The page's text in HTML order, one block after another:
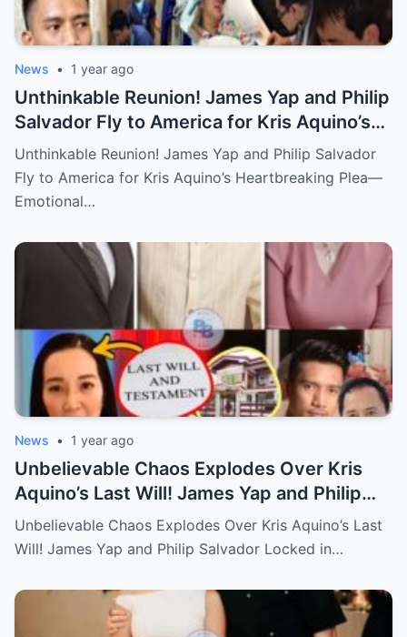
News • 1 year ago
Unthinkable Reunion! James Yap and Philip
Salvador Fly to America for Kris Aquino’s
Heartbreaking Plea—Emotional Visit,
Hidden Tears, and a Final Wish that Shook
Everyone to the Core!
Unthinkable Reunion! James Yap and Philip Salvador
Fly to America for Kris Aquino’s Heartbreaking Plea—
Emotional…
News • 1 year ago
Unbelievable Chaos Explodes Over Kris
Aquino’s Last Will! James Yap and Philip
Salvador Locked in Explosive Battle for Her
Hidden Fortune and Shocking Secrets—
Behind by the Queen of All Media?
Unbelievable Chaos Explodes Over Kris Aquino’s Last
Will! James Yap and Philip Salvador Locked in…